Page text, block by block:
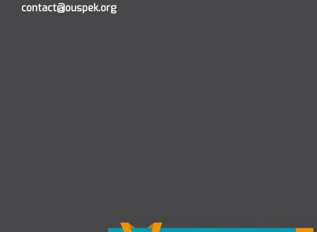
contact@ouspek.org